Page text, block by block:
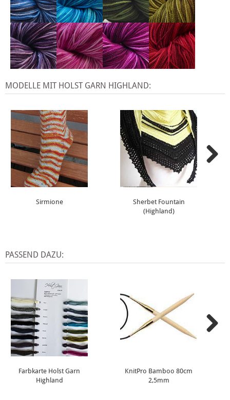
MODELLE MIT HOLST GARN HIGHLAND:
Sirmione
Sherbet Fountain
(Highland)
PASSEND DAZU:
Farbkarte Holst Garn
Highland
KnitPro Bamboo 80cm
2,5mm